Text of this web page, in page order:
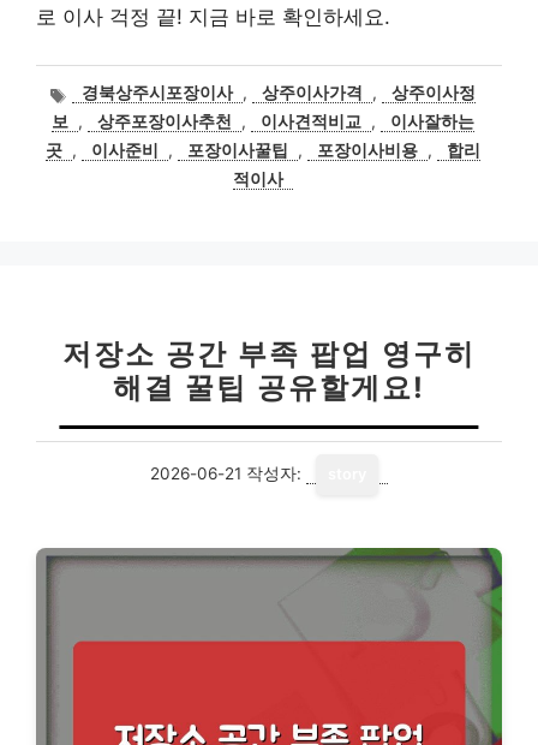
로 이사 걱정 끝! 지금 바로 확인하세요.
태경북상주시포장이사 , 상주이사가격 ,
상주이사정
보
, 상주포장이사추천 , 이사견적비교 ,
이사잘하는
곳 , 이사준비 , 포장이사꿀팁 , 포장이사비용 ,
합리
적이사
저장소 공간 부족 팝업 영구히
해결 꿀팁 공유할게요!
2026-06-21 작성자: